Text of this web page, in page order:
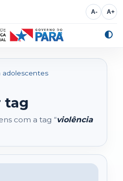
A- A+
adolescentes
tag
com a tag “violência